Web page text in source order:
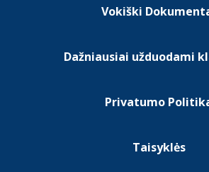
Vokiški
Dažniausiai užduodami
Privatumo
Taisyklės